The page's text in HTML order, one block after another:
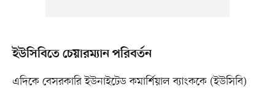
ইউসিবিতে চেয়ারম্যান পরিবর্তন
এদিকে বেসরকারি ইউনাইটেড কমার্শিয়াল ব্যাংককে (ইউসিবি)